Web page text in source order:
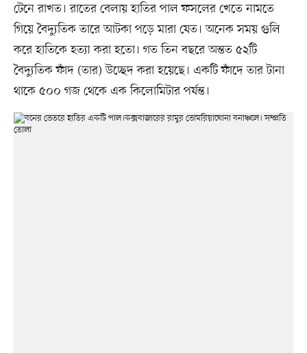
টেনে রাখত। রাতের বেলায় হাতির পাল ফসলের খেতে নামতে
গিয়ে বৈদ্যুতিক তারে আটকা পড়ে মারা যেত। অনেক সময় গুলি
করে হাতিকে হত্যা করা হতো। গত তিন বছরে অন্তত ৫২টি
বৈদ্যুতিক ফাঁদ (তার) উচ্ছেদ করা হয়েছে। একটি ফাঁদে তার টানা
থাকে ৫০০ গজ থেকে এক কিলোমিটার পর্যন্ত।